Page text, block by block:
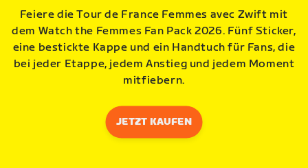
Feiere die Tour de France Femmes avec Zwift mit
dem Watch the Femmes Fan Pack 2026. Fünf Sticker,
eine bestickte Kappe und ein Handtuch für Fans, die
bei jeder Etappe, jedem Anstieg und jedem Moment
mitfiebern.
JETZT KAUFEN